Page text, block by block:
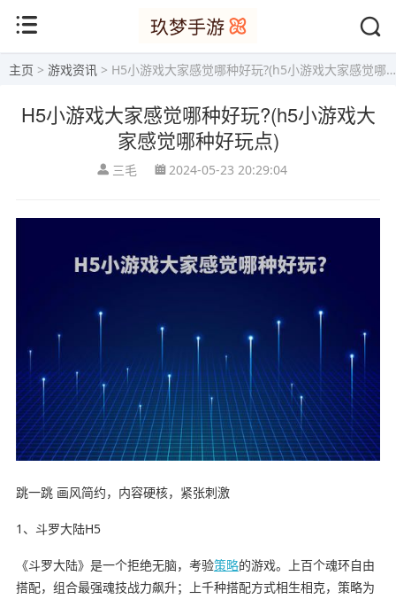
主页 > 游戏资讯 > H5小游戏大家感觉哪种好玩?(h5小游戏大家感觉哪种好玩点)
H5小游戏大家感觉哪种好玩?(h5小游戏大
家感觉哪种好玩点)
三毛 2024-05-23 20:29:04
跳一跳 画风简约，内容硬核，紧张刺激
1、斗罗大陆H5
《斗罗大陆》是一个拒绝无脑，考验策略的游戏。上百个魂环自由
搭配，组合最强魂技战力飙升；上千种搭配方式相生相克，策略为